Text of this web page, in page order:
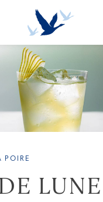
POIRE
LUNE